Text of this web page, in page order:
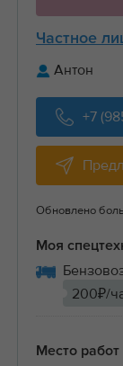
Частное
Антон
+7
Обновлено
Моя
200₽/
Место работ